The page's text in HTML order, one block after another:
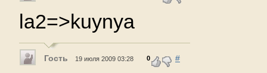
la2=>kuynya
Гость 19 июля 2009 03:28 0 #